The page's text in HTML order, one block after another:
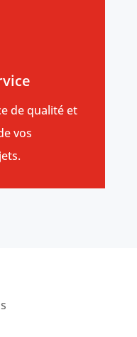
de qualité et
vos